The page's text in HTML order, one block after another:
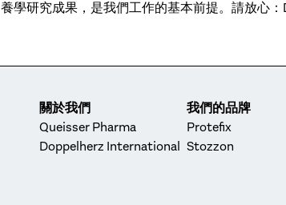
養學研究成果，是我們工作的基本前提。請放心
關於我們
Queisser Pharma
Doppelherz International
我們的品牌
Protefix
Stozzon